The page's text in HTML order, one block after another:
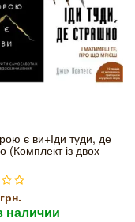
є ви+Іди туди, де
(Комплект із двох
наличии